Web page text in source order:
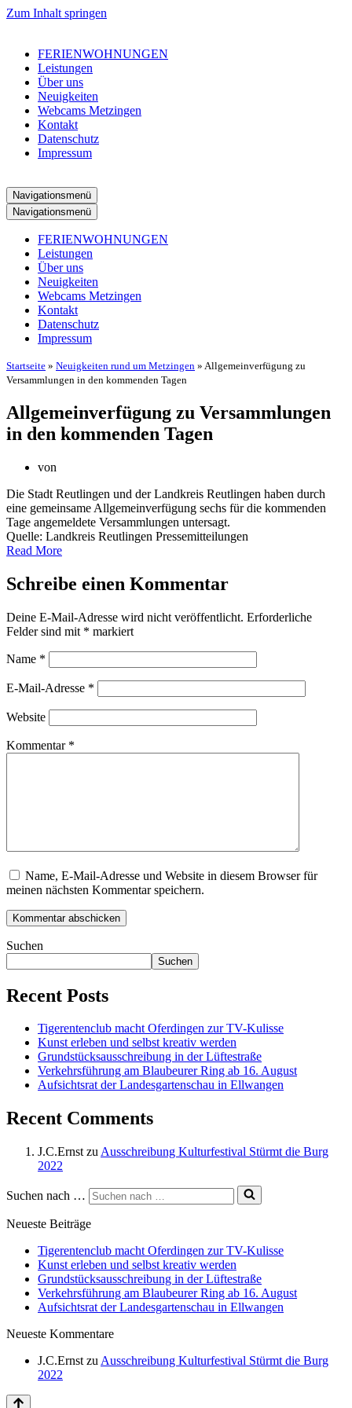
Zum Inhalt springen
FERIENWOHNUNGEN
Leistungen
Über uns
Neuigkeiten
Webcams Metzingen
Kontakt
Datenschutz
Impressum
Navigationsmenü
Navigationsmenü
FERIENWOHNUNGEN
Leistungen
Über uns
Neuigkeiten
Webcams Metzingen
Kontakt
Datenschutz
Impressum
Startseite » Neuigkeiten rund um Metzingen » Allgemeinverfügung zu
Versammlungen in den kommenden Tagen
Allgemeinverfügung zu Versammlungen
in den kommenden Tagen
von
Die Stadt Reutlingen und der Landkreis Reutlingen haben durch
eine gemeinsame Allgemeinverfügung sechs für die kommenden
Tage angemeldete Versammlungen untersagt.
Quelle: Landkreis Reutlingen Pressemitteilungen
Read More
Schreibe einen Kommentar
Deine E-Mail-Adresse wird nicht veröffentlicht. Erforderliche
Felder sind mit * markiert
Name *
E-Mail-Adresse *
Website
Kommentar *
Name, E-Mail-Adresse und Website in diesem Browser für
meinen nächsten Kommentar speichern.
Suchen
Suchen
Recent Posts
Tigerentenclub macht Oferdingen zur TV-Kulisse
Kunst erleben und selbst kreativ werden
Grundstücksausschreibung in der Lüftestraße
Verkehrsführung am Blaubeurer Ring ab 16. August
Aufsichtsrat der Landesgartenschau in Ellwangen
Recent Comments
J.C.Ernst zu Ausschreibung Kulturfestival Stürmt die Burg
2022
Suchen nach …
Neueste Beiträge
Tigerentenclub macht Oferdingen zur TV-Kulisse
Kunst erleben und selbst kreativ werden
Grundstücksausschreibung in der Lüftestraße
Verkehrsführung am Blaubeurer Ring ab 16. August
Aufsichtsrat der Landesgartenschau in Ellwangen
Neueste Kommentare
J.C.Ernst zu Ausschreibung Kulturfestival Stürmt die Burg
2022